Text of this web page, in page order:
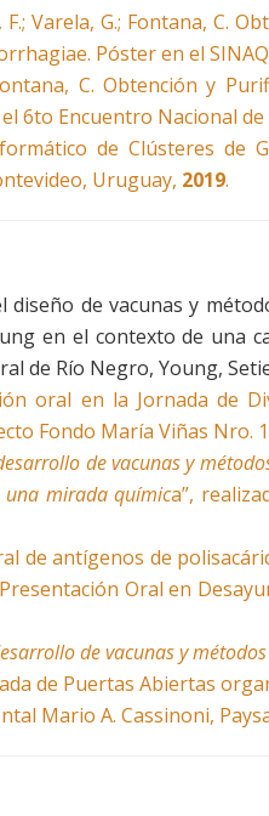
Varela, G.; Fontana, C.
Póster en el
C. Obtención y
6to Encuentro Nacional
de Clústeres de
Uruguay, 2019.
de vacunas y
en el contexto de una
de Río Negro, Young,
oral en la Jornada de
Fondo María Viñas Nro.
de vacunas y
una mirada química”,
de antígenos de
Oral en
de vacunas y
de Puertas Abiertas
Mario A. Cassinoni,